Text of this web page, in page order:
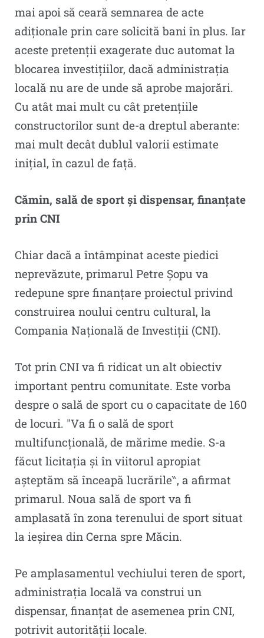
mai apoi să ceară semnarea de acte
adiționale prin care solicită bani în plus. Iar
aceste pretenții exagerate duc automat la
blocarea investițiilor, dacă administrația
locală nu are de unde să aprobe majorări.
Cu atât mai mult cu cât pretențiile
constructorilor sunt de-a dreptul aberante:
mai mult decât dublul valorii estimate
inițial, în cazul de față.
Cămin, sală de sport și dispensar, finanțate
prin CNI
Chiar dacă a întâmpinat aceste piedici
neprevăzute, primarul Petre Șopu va
redepune spre finanțare proiectul privind
construirea noului centru cultural, la
Compania Națională de Investiții (CNI).
Tot prin CNI va fi ridicat un alt obiectiv
important pentru comunitate. Este vorba
despre o sală de sport cu o capacitate de 160
de locuri. ″Va fi o sală de sport
multifuncțională, de mărime medie. S-a
făcut licitația și în viitorul apropiat
așteptăm să înceapă lucrările‶, a afirmat
primarul. Noua sală de sport va fi
amplasată în zona terenului de sport situat
la ieșirea din Cerna spre Măcin.
Pe amplasamentul vechiului teren de sport,
administrația locală va construi un
dispensar, finanțat de asemenea prin CNI,
potrivit autorității locale.